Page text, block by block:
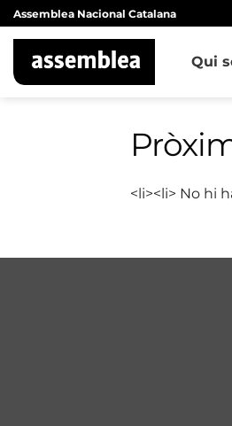
Skip
to
content
Assemblea Nacional Catalana
Qui
<li><li> No hi